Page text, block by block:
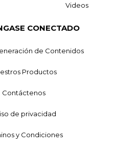
Videos
CONECTADO
de Contenidos
Productos
Contáctenos
de privacidad
y Condiciones